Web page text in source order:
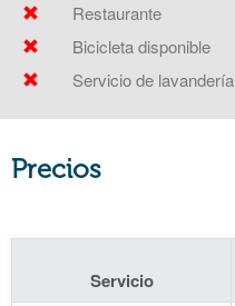
Restaurante
Bicicleta disponible
Servicio de lavandería
Precios
Servicio